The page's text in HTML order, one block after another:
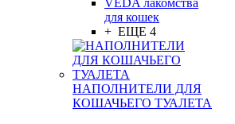
VEDA лакомства
для кошек
+ ЕЩЕ 4
НАПОЛНИТЕЛИ ДЛЯ
КОШАЧЬЕГО ТУАЛЕТА